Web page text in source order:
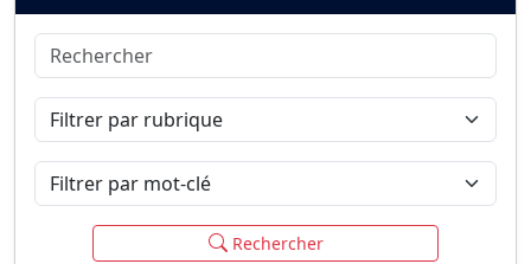
Connexion
Rechercher
Filtrer par rubrique
Filtrer par mot-clé
Rechercher